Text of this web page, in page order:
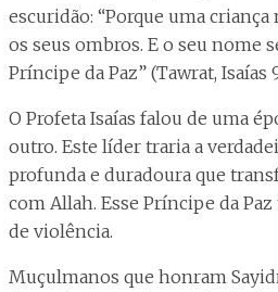
escuridão: “Porque uma
os seus ombros. E o seu nome
Príncipe da Paz” (Tawrat, Isaías
O Profeta Isaías falou de uma
outro. Este líder traria a
profunda e duradoura que
com Allah. Esse Príncipe da
de violência.
Muçulmanos que honram